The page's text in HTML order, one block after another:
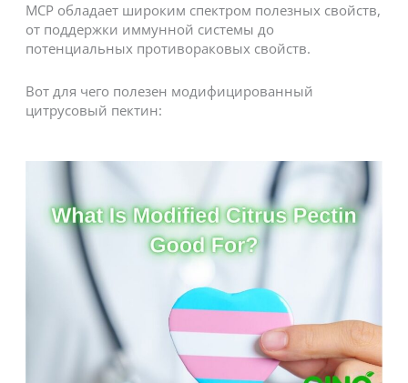
MCP обладает широким спектром полезных свойств,
от поддержки иммунной системы до
потенциальных противораковых свойств.
Вот для чего полезен модифицированный
цитрусовый пектин: